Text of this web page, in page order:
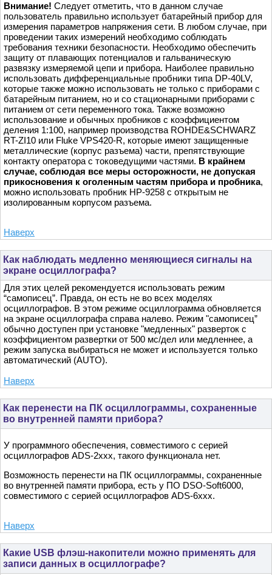
Внимание! Следует отметить, что в данном случае
пользователь правильно использует батарейный прибор для
измерения параметров напряжения сети. В любом случае, при
проведении таких измерений необходимо соблюдать
требования техники безопасности. Необходимо обеспечить
защиту от плавающих потенциалов и гальваническую
развязку измеряемой цепи и прибора. Наиболее правильно
использовать дифференциальные пробники типа DP-40LV,
которые также можно использовать не только с приборами с
батарейным питанием, но и со стационарными приборами с
питанием от сети переменного тока. Также возможно
использование и обычных пробников с коэффициентом
деления 1:100, например производства ROHDE&SCHWARZ
RT-ZI10 или Fluke VPS420-R, которые имеют защищенные
металлические (корпус разъема) части, препятствующие
контакту оператора с токоведущими частями. В крайнем
случае, соблюдая все меры осторожности, не допуская
прикосновения к оголенным частям прибора и пробника,
можно использовать пробник HP-9258 с открытым не
изолированным корпусом разъема.
Наверх
Как наблюдать медленно меняющиеся сигналы на
экране осциллографа?
Для этих целей рекомендуется использовать режим
“самописец”. Правда, он есть не во всех моделях
осциллографов. В этом режиме осциллограмма обновляется
на экране осциллографа справа налево. Режим "самописец”
обычно доступен при установке "медленных" разверток с
коэффициентом развертки от 500 мс/дел или медленнее, а
режим запуска выбираться не может и используется только
автоматический (AUTO).
Наверх
Как перенести на ПК осциллограммы, сохраненные
во внутренней памяти прибора?
У программного обеспечения, совместимого с серией
осциллографов ADS-2xxx, такого функционала нет.
Возможность перенести на ПК осциллограммы, сохраненные
во внутренней памяти прибора, есть у ПО DSO-Soft6000,
совместимого с серией осциллографов ADS-6xxx.
Наверх
Какие USB флэш-накопители можно применять для
записи данных в осциллографе?